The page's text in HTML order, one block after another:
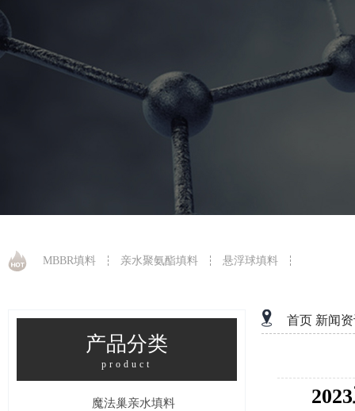
MBBR填料 亲水聚氨酯填料 悬浮球填料
产品分类
product
魔法巢亲水填料
首页 新闻